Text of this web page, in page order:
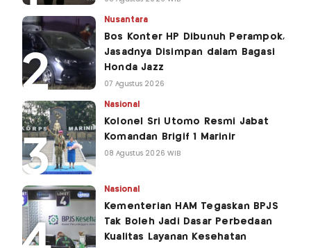
Nusantara
Bos Konter HP Dibunuh Perampok,
Jasadnya Disimpan dalam Bagasi
Honda Jazz
07 Agustus 2026
Nasional
Kolonel Sri Utomo Resmi Jabat
Komandan Brigif 1 Marinir
08 Agustus 2026 WIB
Nasional
Kementerian HAM Tegaskan BPJS
Tak Boleh Jadi Dasar Perbedaan
Kualitas Layanan Kesehatan